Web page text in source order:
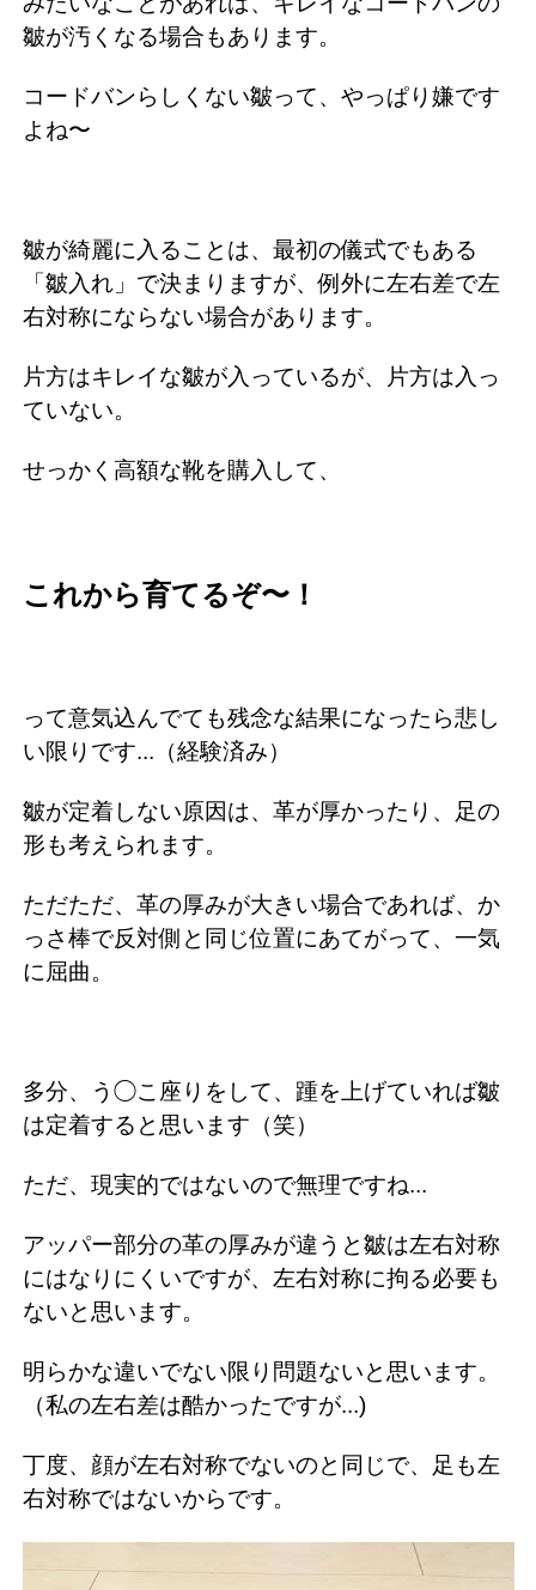
皺が汚くなる場合もあります。
コードバンらしくない皺って、やっぱり嫌です
よね〜
皺が綺麗に入ることは、最初の儀式でもある
「皺入れ」で決まりますが、例外に左右差で左
右対称にならない場合があります。
片方はキレイな皺が入っているが、片方は入っ
ていない。
せっかく高額な靴を購入して、
これから育てるぞ〜！
って意気込んでても残念な結果になったら悲し
い限りです...（経験済み）
皺が定着しない原因は、革が厚かったり、足の
形も考えられます。
ただただ、革の厚みが大きい場合であれば、か
っさ棒で反対側と同じ位置にあてがって、一気
に屈曲。
多分、う◯こ座りをして、踵を上げていれば皺
は定着すると思います（笑）
ただ、現実的ではないので無理ですね...
アッパー部分の革の厚みが違うと皺は左右対称
にはなりにくいですが、左右対称に拘る必要も
ないと思います。
明らかな違いでない限り問題ないと思います。
（私の左右差は酷かったですが...)
丁度、顔が左右対称でないのと同じで、足も左
右対称ではないからです。